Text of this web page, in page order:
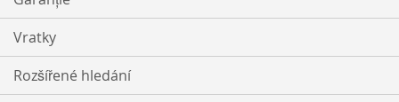
Vratky
Rozšířené hledání